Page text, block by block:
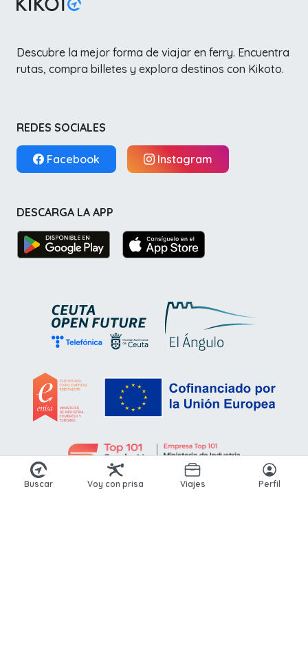
Buscar Voy con prisa Viajes Perfil
Descubre la mejor forma de viajar en ferry. Encuentra
rutas, compra billetes y explora destinos con Kikoto.
REDES SOCIALES
Facebook Instagram
DESCARGA LA APP